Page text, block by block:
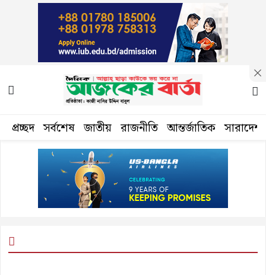
প্রচ্ছদ সর্বশেষ জাতীয় রাজনীতি আন্তর্জাতিক সারাদেশ